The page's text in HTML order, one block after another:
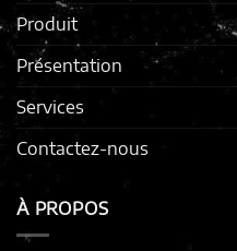
Produit
Présentation
Services
Contactez-nous
À PROPOS